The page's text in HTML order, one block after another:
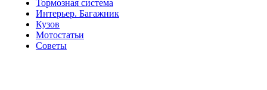
Тормозная система
Интерьер. Багажник
Кузов
Мотостатьи
Советы